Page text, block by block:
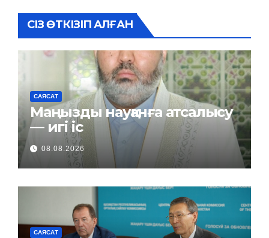
СІЗ ӨТКІЗІП АЛҒАН
САЯСАТ
Маңызды науқанға атсалысу
— игі іс
08.08.2026
САЯСАТ